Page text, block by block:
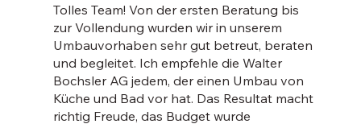
Tolles Team! Von der ersten Beratung bis
zur Vollendung wurden wir in unserem
Umbauvorhaben sehr gut betreut, beraten
und begleitet. Ich empfehle die Walter
Bochsler AG jedem, der einen Umbau von
Küche und Bad vor hat. Das Resultat macht
richtig Freude, das Budget wurde